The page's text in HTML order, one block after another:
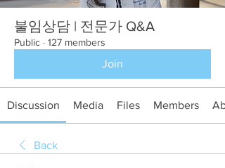
불임상담 | 전문가 Q&A
Public · 127 members
Join
Discussion Media Files Members
Back